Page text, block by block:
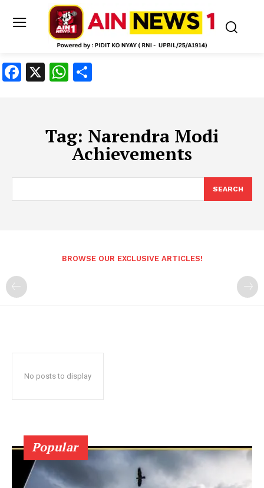
Facebook
X WhatsApp
Tag: Narendra Modi
Achievements
SEARCH
BROWSE OUR EXCLUSIVE ARTICLES!
No posts to display
Popular